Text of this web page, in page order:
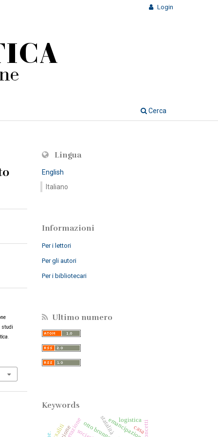
Cerca
Login
studi
Lingua
English
Italiano
Informazioni
Per i lettori
Per gli autori
Per i bibliotecari
Ultimo numero
Keywords
emancipazione
otto brunner logistica
statalità
naxaliti casa